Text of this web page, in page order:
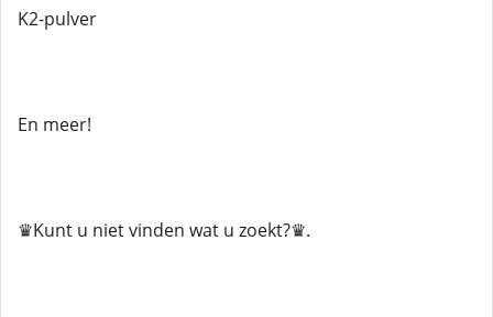
K2-pulver
En meer!
♛Kunt u niet vinden wat u zoekt?♛.